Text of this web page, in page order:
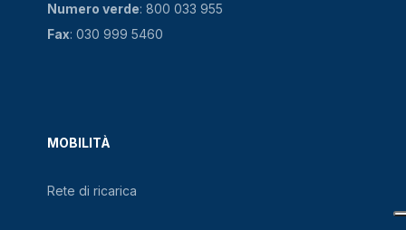
MOBILITÀ
Rete di ricarica
Numero verde: 800 033 955
Fax: 030 999 5460